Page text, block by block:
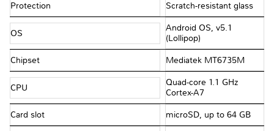
Protection Scratch-resistant glass
OS
Android OS, v5.1
(Lollipop)
Chipset Mediatek MT6735M
CPU
Quad-core 1.1 GHz
Cortex-A7
Card slot microSD, up to 64 GB